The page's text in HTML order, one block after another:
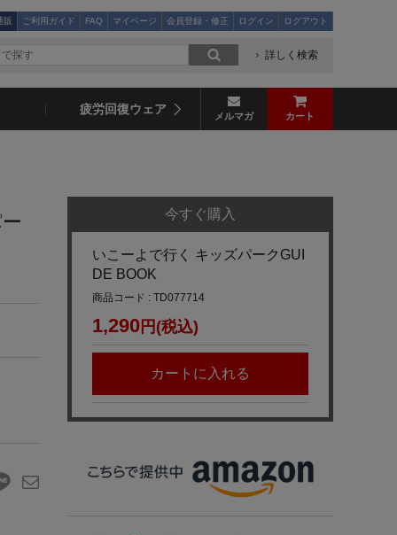
販 ご利用ガイド FAQ マイページ 会員登録・修正 ログイン ログアウト
詳しく検索
疲労回復ウェア メルマガ カート
今すぐ購入
いこーよで行く キッズパークGUI
DE BOOK
商品コード : TD077714
1,290 円(税込)
カートに入れる